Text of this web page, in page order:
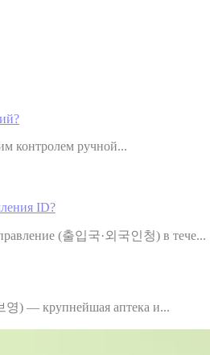
контролем ручной...
ID?
(출입국·외국인청) в тече...
영) — крупнейшая аптека и...